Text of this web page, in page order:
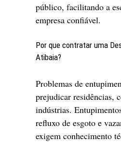
público, facilitando a
empresa confiável.
Por que contratar uma
Atibaia?
Problemas de
prejudicar residências,
indústrias.
refluxo de esgoto e
exigem conhecimento